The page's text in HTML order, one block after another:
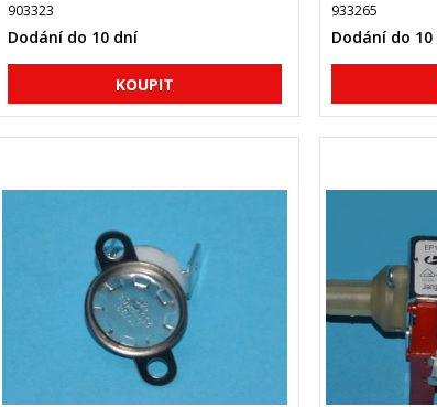
903323
Dodání do 10 dní
933265
Dodání do